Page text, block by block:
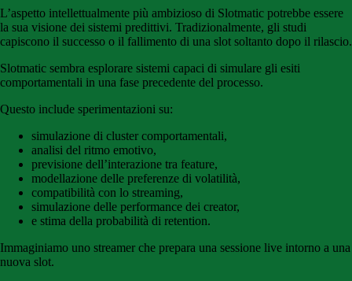
L’aspetto intellettualmente più ambizioso di Slotmatic potrebbe essere
la sua visione dei sistemi predittivi. Tradizionalmente, gli studi
capiscono il successo o il fallimento di una slot soltanto dopo il rilascio.
Slotmatic sembra esplorare sistemi capaci di simulare gli esiti
comportamentali in una fase precedente del processo.
Questo include sperimentazioni su:
simulazione di cluster comportamentali,
analisi del ritmo emotivo,
previsione dell’interazione tra feature,
modellazione delle preferenze di volatilità,
compatibilità con lo streaming,
simulazione delle performance dei creator,
e stima della probabilità di retention.
Immaginiamo uno streamer che prepara una sessione live intorno a una
nuova slot.